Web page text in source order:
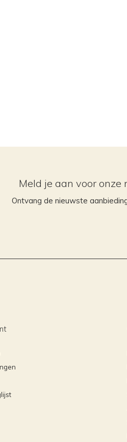
Meld je aan voor onze
Ontvang de nieuwste